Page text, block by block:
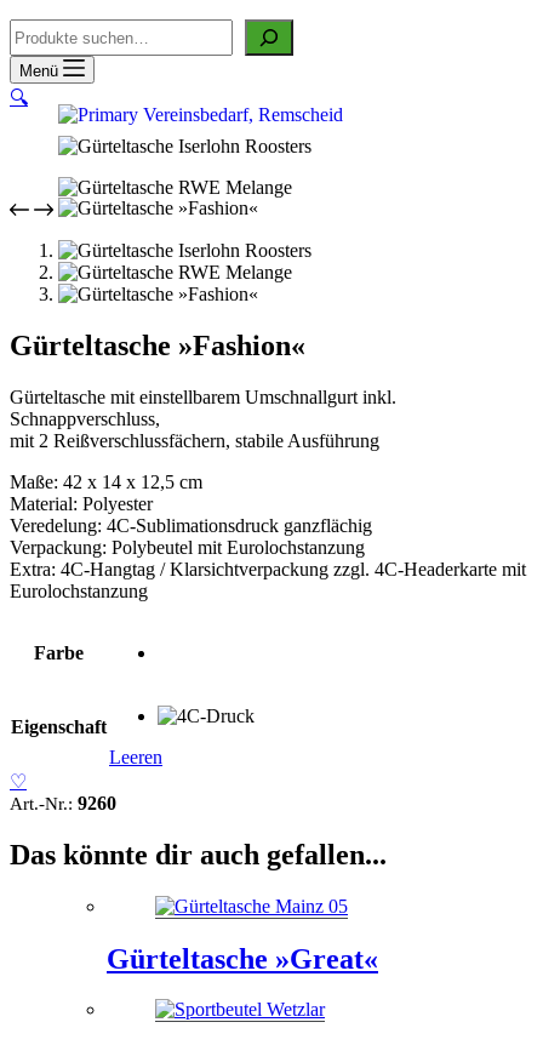
Suche
Menü
🔍
Gürteltasche »Fashion«
Gürteltasche mit einstellbarem Umschnallgurt inkl.
Schnappverschluss,
mit 2 Reißverschlussfächern, stabile Ausführung
Maße: 42 x 14 x 12,5 cm
Material: Polyester
Veredelung: 4C-Sublimationsdruck ganzflächig
Verpackung: Polybeutel mit Eurolochstanzung
Extra: 4C-Hangtag / Klarsichtverpackung zzgl. 4C-Headerkarte mit
Eurolochstanzung
Farbe
Eigenschaft
Leeren
♡
Art.-Nr.: 9260
Das könnte dir auch gefallen...
Gürteltasche »Great«